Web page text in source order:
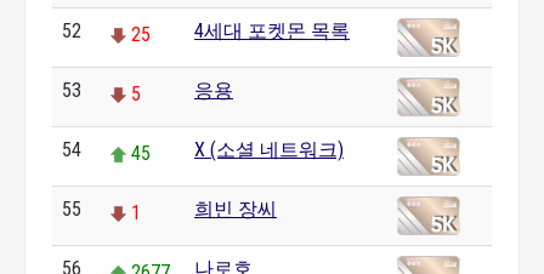
52 25 4세대 포켓몬 목록
53 5 응용
54 45 X (소셜 네트워크)
55 1 희빈 장씨
56 나로호